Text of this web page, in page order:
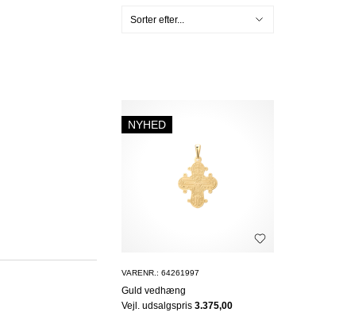
NYHED
VARENR.: 64261997
Guld vedhæng
Vejl. udsalgspris 3.375,00